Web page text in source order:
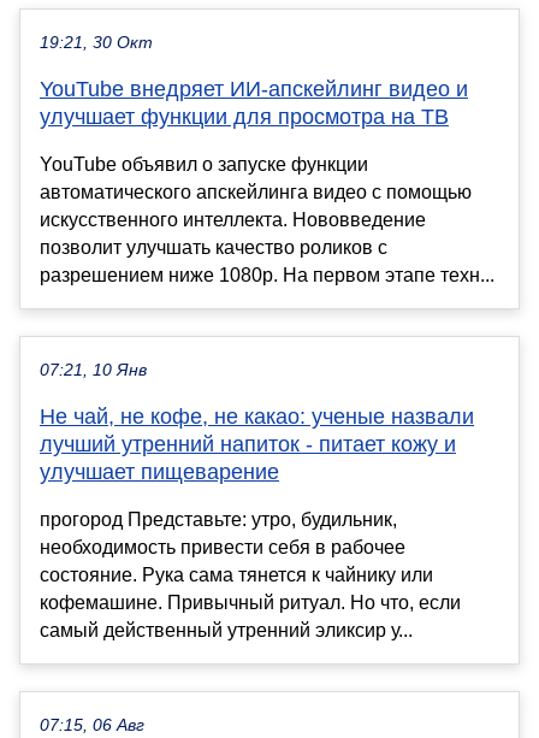
19:21, 30 Окт
YouTube внедряет ИИ-апскейлинг видео и
улучшает функции для просмотра на ТВ
YouTube объявил о запуске функции
автоматического апскейлинга видео с помощью
искусственного интеллекта. Нововведение
позволит улучшать качество роликов с
разрешением ниже 1080p. На первом этапе техн...
07:21, 10 Янв
Не чай, не кофе, не какао: ученые назвали
лучший утренний напиток - питает кожу и
улучшает пищеварение
прогород Представьте: утро, будильник,
необходимость привести себя в рабочее
состояние. Рука сама тянется к чайнику или
кофемашине. Привычный ритуал. Но что, если
самый действенный утренний эликсир у...
07:15, 06 Авг